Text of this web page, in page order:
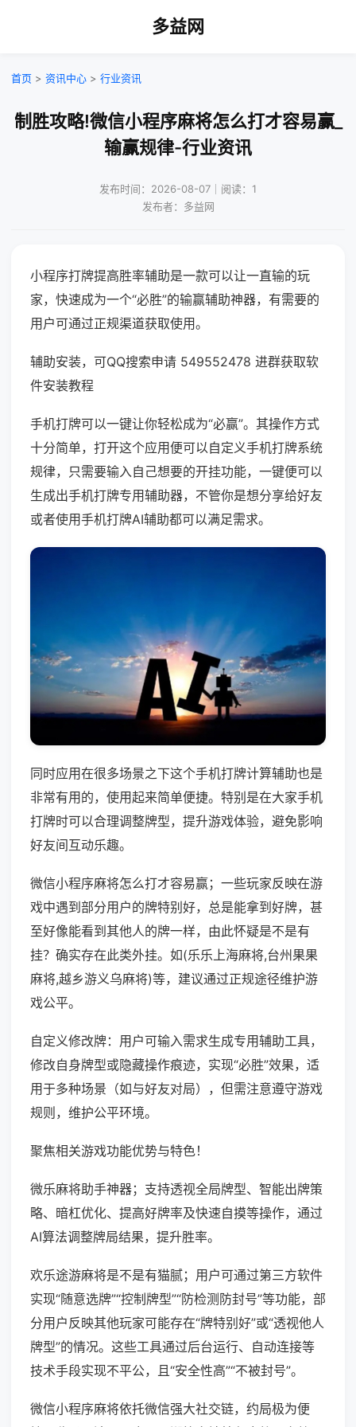
多益网
首页 > 资讯中心 > 行业资讯
制胜攻略!微信小程序麻将怎么打才容易赢_
输赢规律-行业资讯
发布时间：2026-08-07｜阅读：1
发布者：多益网
小程序打牌提高胜率辅助是一款可以让一直输的玩
家，快速成为一个“必胜”的输赢辅助神器，有需要的
用户可通过正规渠道获取使用。
辅助安装，可QQ搜索申请 549552478 进群获取软
件安装教程
手机打牌可以一键让你轻松成为“必赢”。其操作方式
十分简单，打开这个应用便可以自定义手机打牌系统
规律，只需要输入自己想要的开挂功能，一键便可以
生成出手机打牌专用辅助器，不管你是想分享给好友
或者使用手机打牌AI辅助都可以满足需求。
同时应用在很多场景之下这个手机打牌计算辅助也是
非常有用的，使用起来简单便捷。特别是在大家手机
打牌时可以合理调整牌型，提升游戏体验，避免影响
好友间互动乐趣。
微信小程序麻将怎么打才容易赢；一些玩家反映在游
戏中遇到部分用户的牌特别好，总是能拿到好牌，甚
至好像能看到其他人的牌一样，由此怀疑是不是有
挂？确实存在此类外挂。如(乐乐上海麻将,台州果果
麻将,越乡游义乌麻将)等，建议通过正规途径维护游
戏公平。
自定义修改牌：用户可输入需求生成专用辅助工具，
修改自身牌型或隐藏操作痕迹，实现“必胜”效果，适
用于多种场景（如与好友对局），但需注意遵守游戏
规则，维护公平环境。
聚焦相关游戏功能优势与特色！
微乐麻将助手神器；支持透视全局牌型、智能出牌策
略、暗杠优化、提高好牌率及快速自摸等操作，通过
AI算法调整牌局结果，提升胜率。
欢乐途游麻将是不是有猫腻；用户可通过第三方软件
实现“随意选牌”“控制牌型”“防检测防封号”等功能，部
分用户反映其他玩家可能存在“牌特别好”或“透视他人
牌型”的情况。这些工具通过后台运行、自动连接等
技术手段实现不平公，且“安全性高”“不被封号”。
微信小程序麻将依托微信强大社交链，约局极为便